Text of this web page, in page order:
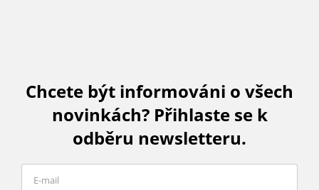
Chcete být informováni o všech
novinkách? Přihlaste se k
odběru newsletteru.